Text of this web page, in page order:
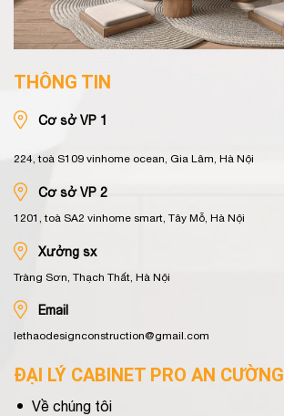
THÔNG TIN
Cơ sở VP 1
224, toà S109 vinhome ocean, Gia Lâm, Hà Nội
Cơ sở VP 2
1201, toà SA2 vinhome smart, Tây Mỗ, Hà Nội
Xưởng sx
Tràng Sơn, Thạch Thất, Hà Nội
Email
lethaodesignconstruction@gmail.com
ĐẠI LÝ CABINET PRO AN CƯỜNG
Về chúng tôi